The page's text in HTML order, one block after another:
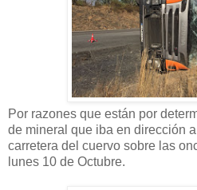
Por razones que están por
de mineral que iba en dirección
carretera del cuervo sobre las
lunes 10 de Octubre.